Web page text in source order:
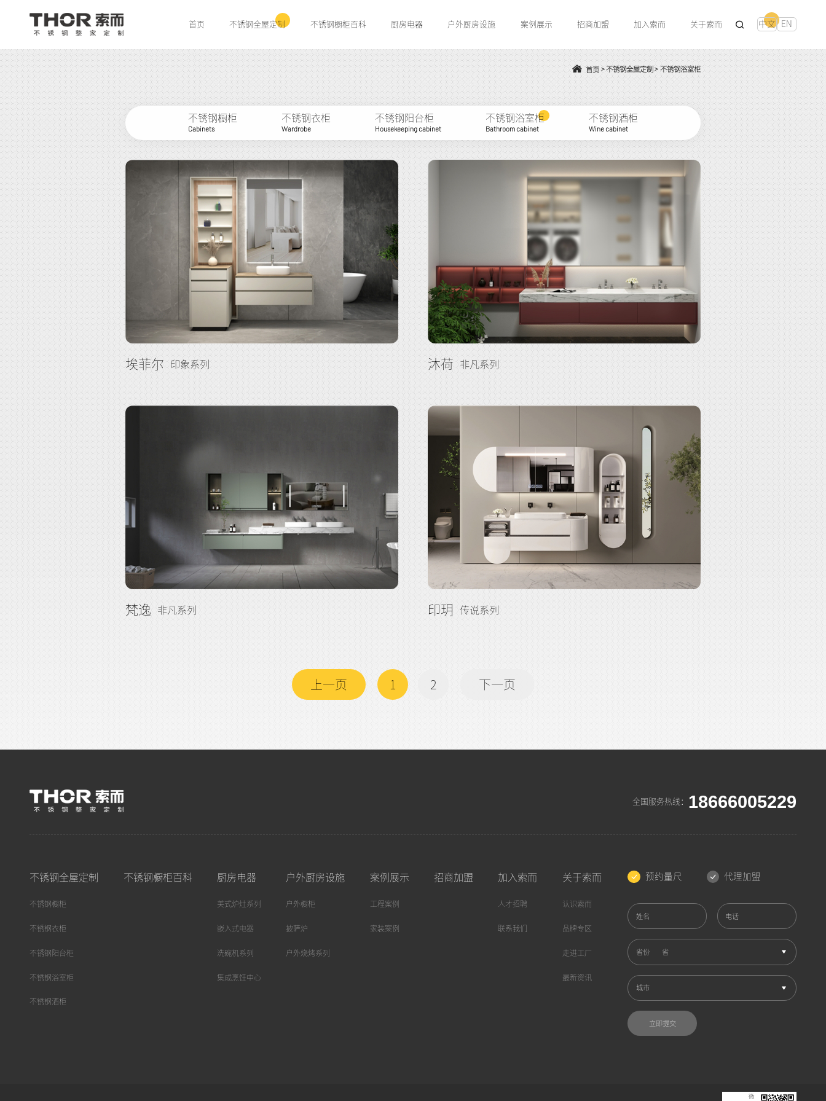
首页 不锈钢全屋定制 不锈钢橱柜百科 厨房电器 户外厨房设施 案例展示 招商加盟 加入索而 关于索而 中文 EN
首页 > 不锈钢全屋定制 > 不锈钢浴室柜
不锈钢橱柜
Cabinets
不锈钢衣柜
Wardrobe
不锈钢阳台柜
Housekeeping cabinet
不锈钢浴室柜
Bathroom cabinet
不锈钢酒柜
Wine cabinet
埃菲尔 印象系列 沐荷 非凡系列
梵逸 非凡系列 印玥 传说系列
上一页 1 2 下一页
全国服务热线： 18666005229
不锈钢全屋定制
不锈钢橱柜
不锈钢衣柜
不锈钢阳台柜
不锈钢浴室柜
不锈钢酒柜
不锈钢橱柜百科 厨房电器
美式炉灶系列
嵌入式电器
洗碗机系列
集成烹饪中心
户外厨房设施
户外橱柜
披萨炉
户外烧烤系列
案例展示
工程案例
家装案例
招商加盟 加入索而
人才招聘
联系我们
关于索而
认识索而
品牌专区
走进工厂
最新资讯
预约量尺 代理加盟
姓名 电话
省份
城市
立即提交